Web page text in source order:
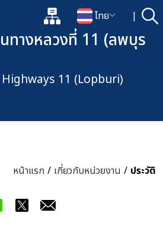
แผนผังเว็บไซต์
เปลี่ยนภาษา
ไทย | ค้
เปิดกล่องค้นหาข้อมูลหลักของเ
ทางหลวงที่ 11 (ลพบุร
11 (Lopburi)
หน้าแรก / เกี่ยวกับหน่วยงาน / ประวัติ